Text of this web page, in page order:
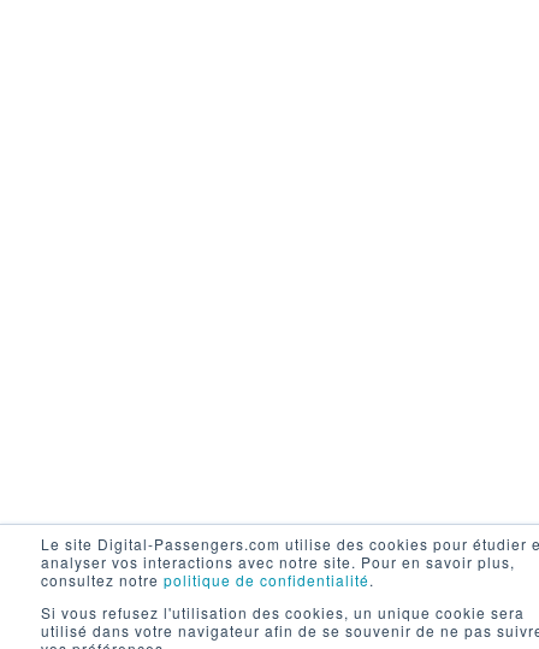
Le site Digital-Passengers.com utilise des cookies pour étudier
analyser vos interactions avec notre site. Pour en savoir plus,
consultez notre politique de confidentialité.
Si vous refusez l'utilisation des cookies, un unique cookie sera
utilisé dans votre navigateur afin de se souvenir de ne pas